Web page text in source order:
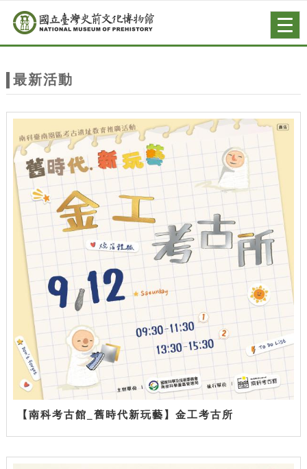
站
主
題
跳到主要內容
網站導覽
最新活動
【南科考古館_舊時代新玩藝】金工考古所